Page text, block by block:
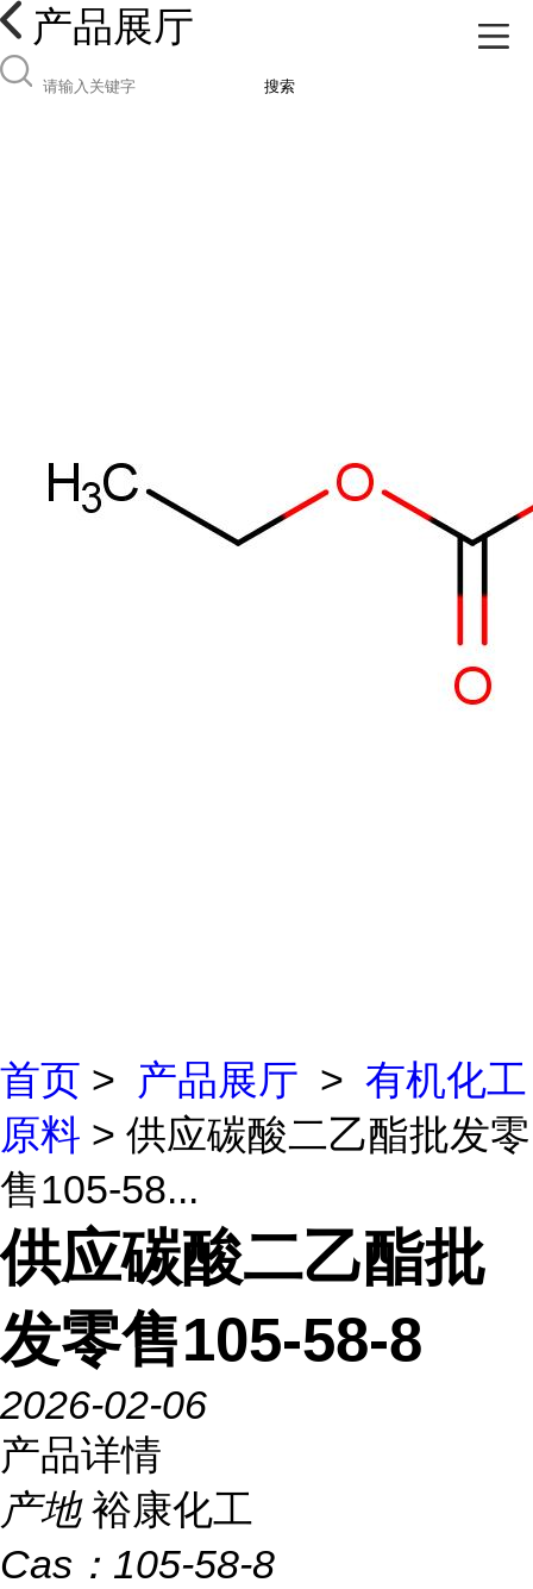
产品展厅
搜索
首页 > 产品展厅 > 有机化工
原料 > 供应碳酸二乙酯批发零
售105-58...
供应碳酸二乙酯批
发零售105-58-8
2026-02-06
产品详情
产地 裕康化工
Cas： 105-58-8